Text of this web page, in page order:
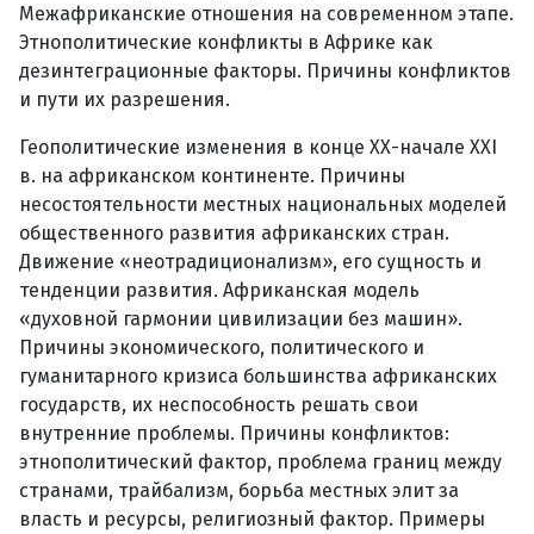
Межафриканские отношения на современном этапе.
Этнополитические конфликты в Африке как
дезинтеграционные факторы. Причины конфликтов
и пути их разрешения.
Геополитические изменения в конце ХХ-начале XXI
в. на африканском континенте. Причины
несостоятельности местных национальных моделей
общественного развития африканских стран.
Движение «неотрадиционализм», его сущность и
тенденции развития. Африканская модель
«духовной гармонии цивилизации без машин».
Причины экономического, политического и
гуманитарного кризиса большинства африканских
государств, их неспособность решать свои
внутренние проблемы. Причины конфликтов:
этнополитический фактор, проблема границ между
странами, трайбализм, борьба местных элит за
власть и ресурсы, религиозный фактор. Примеры